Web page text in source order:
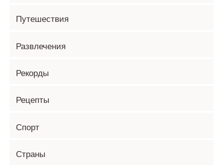
Путешествия
Развлечения
Рекорды
Рецепты
Спорт
Страны